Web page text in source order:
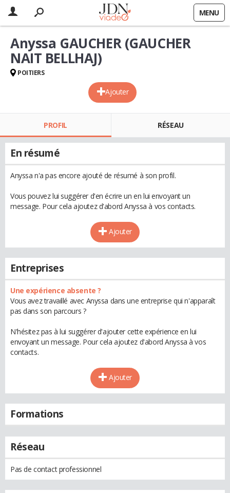
MENU
Ajouter
Anyssa GAUCHER (GAUCHER
NAIT BELLHAJ)
POITIERS
PROFIL RÉSEAU
En résumé
Anyssa n'a pas encore ajouté de résumé à son profil.
Vous pouvez lui suggérer d'en écrire un en lui envoyant un
message. Pour cela ajoutez d'abord Anyssa à vos contacts.
Ajouter
Entreprises
Une expérience absente ?
Vous avez travaillé avec Anyssa dans une entreprise qui n'apparaît
pas dans son parcours ?
N'hésitez pas à lui suggérer d'ajouter cette expérience en lui
envoyant un message. Pour cela ajoutez d'abord Anyssa à vos
contacts.
Ajouter
Formations
Réseau
Pas de contact professionnel